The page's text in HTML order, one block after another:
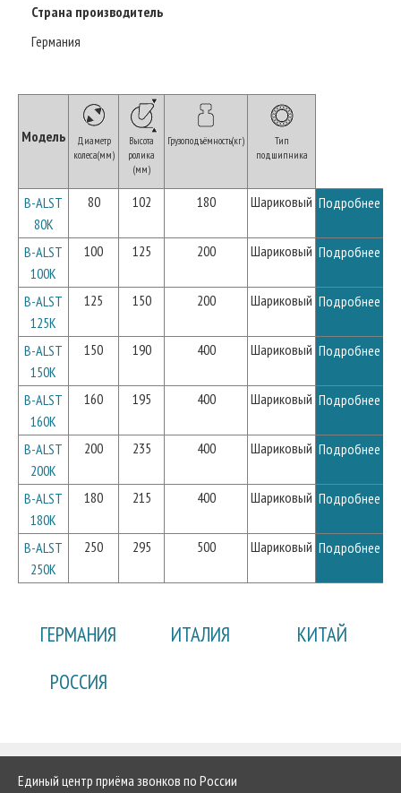
Страна производитель
Германия
Модель
Диаметр
колеса(мм)
Высота
ролика
(мм)
Грузоподъёмность(кг)
Тип
подшипника
B-ALST
80K
80 102 180 Шариковый Подробнее
B-ALST
100K
100 125 200 Шариковый Подробнее
B-ALST
125K
125 150 200 Шариковый Подробнее
B-ALST
150K
150 190 400 Шариковый Подробнее
B-ALST
160K
160 195 400 Шариковый Подробнее
B-ALST
200K
200 235 400 Шариковый Подробнее
B-ALST
180K
180 215 400 Шариковый Подробнее
B-ALST
250K
250 295 500 Шариковый Подробнее
ГЕРМАНИЯ ИТАЛИЯ
КИТАЙ
РОССИЯ
Единый центр приёма звонков по России